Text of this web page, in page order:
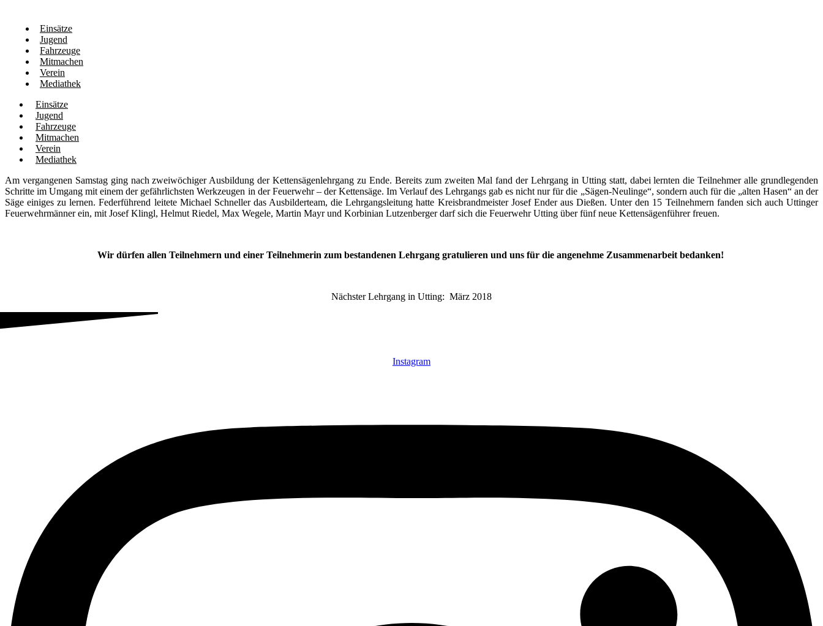
Einsätze
Jugend
Fahrzeuge
Mitmachen
Verein
Mediathek
Einsätze
Jugend
Fahrzeuge
Mitmachen
Verein
Mediathek
Am vergangenen Samstag ging nach zweiwöchiger Ausbildung der Kettensägenlehrgang zu Ende. Bereits zum zweiten Mal fand der Lehrgang in Utting statt, dabei lernten die Teilnehmer alle grundlegenden
Schritte im Umgang mit einem der gefährlichsten Werkzeugen in der Feuerwehr – der Kettensäge. Im Verlauf des Lehrgangs gab es nicht nur für die „Sägen-Neulinge“, sondern auch für die „alten Hasen“ an der
Säge einiges zu lernen. Federführend leitete Michael Schneller das Ausbilderteam, die Lehrgangsleitung hatte Kreisbrandmeister Josef Ender aus Dießen. Unter den 15 Teilnehmern fanden sich auch Uttinger
Feuerwehrmänner ein, mit Josef Klingl, Helmut Riedel, Max Wegele, Martin Mayr und Korbinian Lutzenberger darf sich die Feuerwehr Utting über fünf neue Kettensägenführer freuen.
Wir dürfen allen Teilnehmern und einer Teilnehmerin zum bestandenen Lehrgang gratulieren und uns für die angenehme Zusammenarbeit bedanken!
Nächster Lehrgang in Utting: März 2018
Instagram